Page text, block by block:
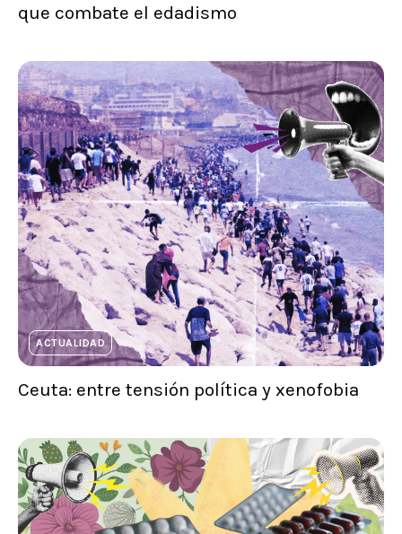
que combate el edadismo
ACTUALIDAD
Ceuta: entre tensión política y xenofobia